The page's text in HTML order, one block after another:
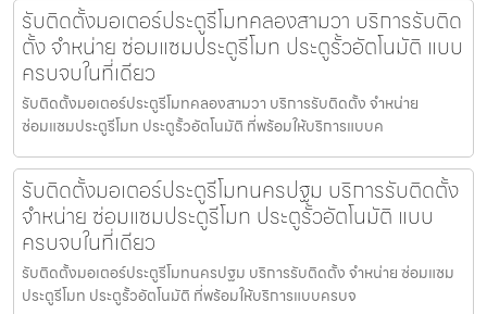
รับติดตั้งมอเตอร์ประตูรีโมทคลองสามวา บริการรับติด
ตั้ง จำหน่าย ซ่อมแซมประตูรีโมท ประตูรั้วอัตโนมัติ แบบ
ครบจบในที่เดียว
รับติดตั้งมอเตอร์ประตูรีโมทคลองสามวา บริการรับติดตั้ง จำหน่าย
ซ่อมแซมประตูรีโมท ประตูรั้วอัตโนมัติ ที่พร้อมให้บริการแบบค
รับติดตั้งมอเตอร์ประตูรีโมทนครปฐม บริการรับติดตั้ง
จำหน่าย ซ่อมแซมประตูรีโมท ประตูรั้วอัตโนมัติ แบบ
ครบจบในที่เดียว
รับติดตั้งมอเตอร์ประตูรีโมทนครปฐม บริการรับติดตั้ง จำหน่าย ซ่อมแซม
ประตูรีโมท ประตูรั้วอัตโนมัติ ที่พร้อมให้บริการแบบครบจ